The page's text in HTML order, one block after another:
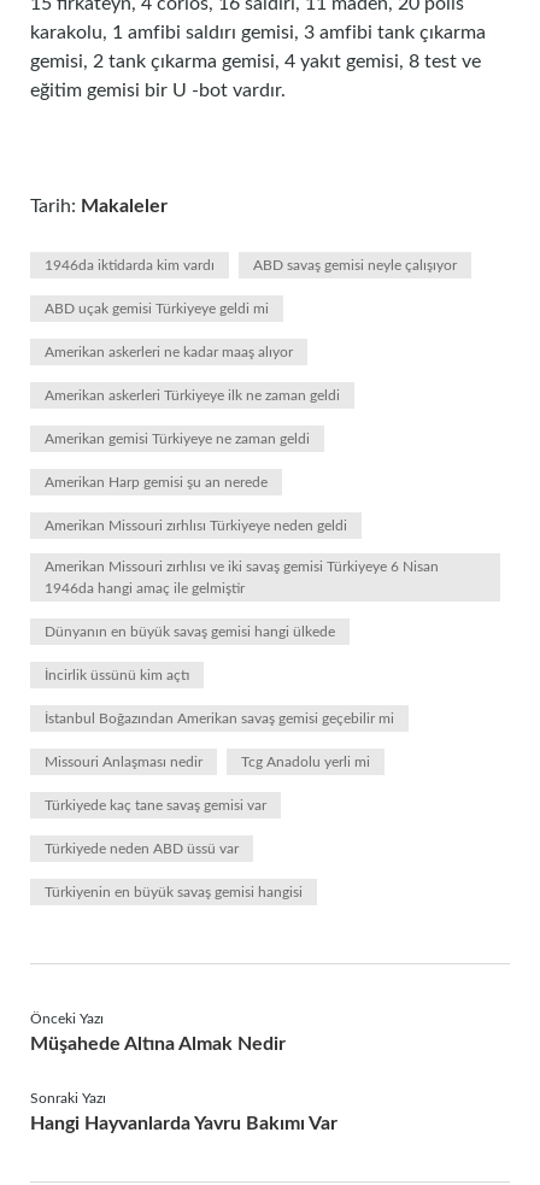
karakolu, 1 amfibi saldırı gemisi, 3 amfibi tank çıkarma
gemisi, 2 tank çıkarma gemisi, 4 yakıt gemisi, 8 test ve
eğitim gemisi bir U -bot vardır.
Tarih: Makaleler
1946da iktidarda kim vardı ABD savaş gemisi neyle çalışıyor
ABD uçak gemisi Türkiyeye geldi mi
Amerikan askerleri ne kadar maaş alıyor
Amerikan askerleri Türkiyeye ilk ne zaman geldi
Amerikan gemisi Türkiyeye ne zaman geldi
Amerikan Harp gemisi şu an nerede
Amerikan Missouri zırhlısı Türkiyeye neden geldi
Amerikan Missouri zırhlısı ve iki savaş gemisi Türkiyeye 6 Nisan
1946da hangi amaç ile gelmiştir
Dünyanın en büyük savaş gemisi hangi ülkede
İncirlik üssünü kim açtı
İstanbul Boğazından Amerikan savaş gemisi geçebilir mi
Missouri Anlaşması nedir Tcg Anadolu yerli mi
Türkiyede kaç tane savaş gemisi var
Türkiyede neden ABD üssü var
Türkiyenin en büyük savaş gemisi hangisi
Önceki Yazı
Müşahede Altına Almak Nedir
Sonraki Yazı
Hangi Hayvanlarda Yavru Bakımı Var